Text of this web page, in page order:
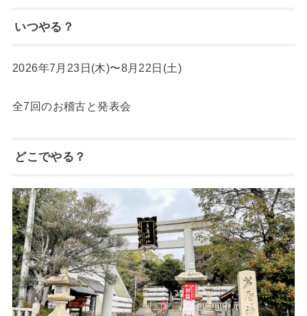
いつやる？
2026年7月23日(木)〜8月22日(土)
全7回のお稽古と発表会
どこでやる？